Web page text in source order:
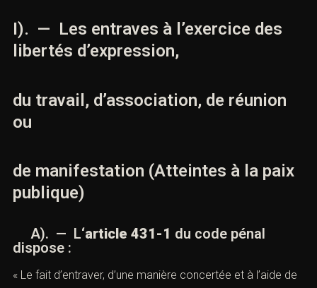
I). — Les entraves à l’exercice des
libertés d’expression,
du travail, d’association, de réunion
ou
de manifestation (Atteintes à la paix
publique)
A). — L‘article 431-1 du code pénal
dispose :
« Le fait d’entraver, d’une manière concertée et à l’aide de